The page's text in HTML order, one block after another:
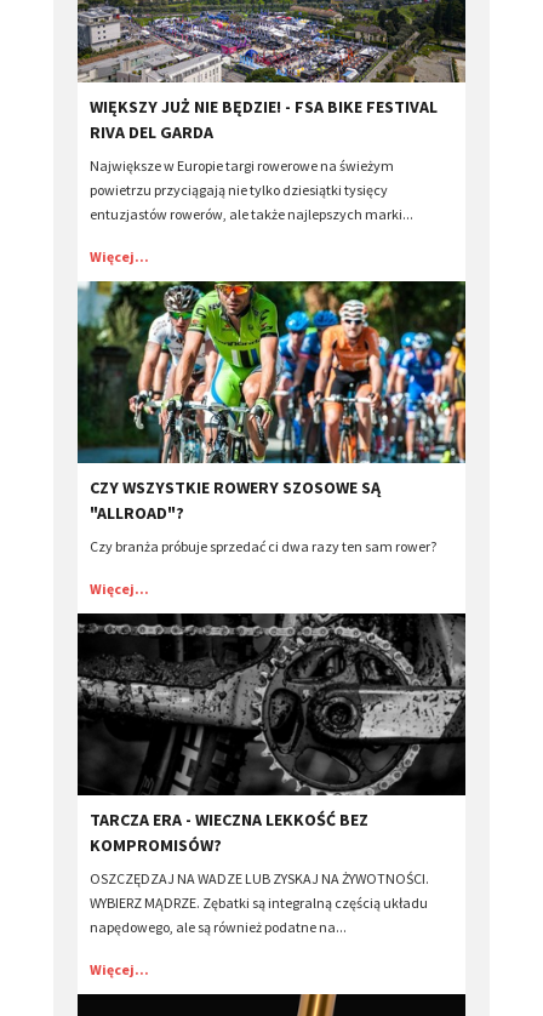
​WIĘKSZY JUŻ NIE BĘDZIE! - FSA BIKE FESTIVAL
RIVA DEL GARDA
Największe w Europie targi rowerowe na świeżym
powietrzu przyciągają nie tylko dziesiątki tysięcy
entuzjastów rowerów, ale także najlepszych marki...
Więcej...
​CZY WSZYSTKIE ROWERY SZOSOWE SĄ
"ALLROAD"?
Czy branża próbuje sprzedać ci dwa razy ten sam rower?
Więcej...
​TARCZA ERA - WIECZNA LEKKOŚĆ BEZ
KOMPROMISÓW?
OSZCZĘDZAJ NA WADZE LUB ZYSKAJ NA ŻYWOTNOŚCI.
WYBIERZ MĄDRZE. Zębatki są integralną częścią układu
napędowego, ale są również podatne na...
Więcej...